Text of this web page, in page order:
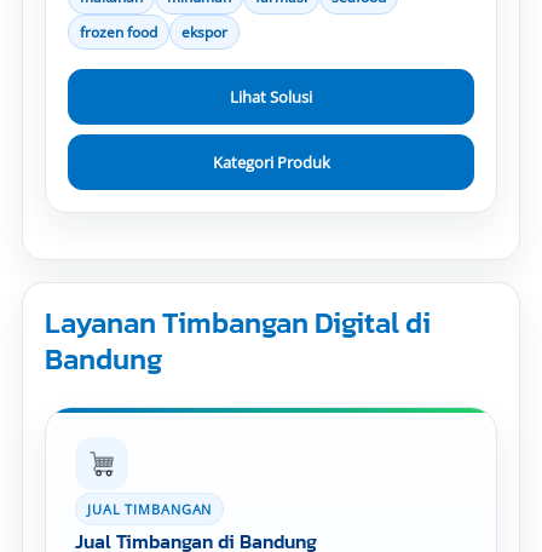
frozen food
ekspor
Lihat Solusi
Kategori Produk
Layanan Timbangan Digital di
Bandung
JUAL TIMBANGAN
Jual Timbangan di Bandung